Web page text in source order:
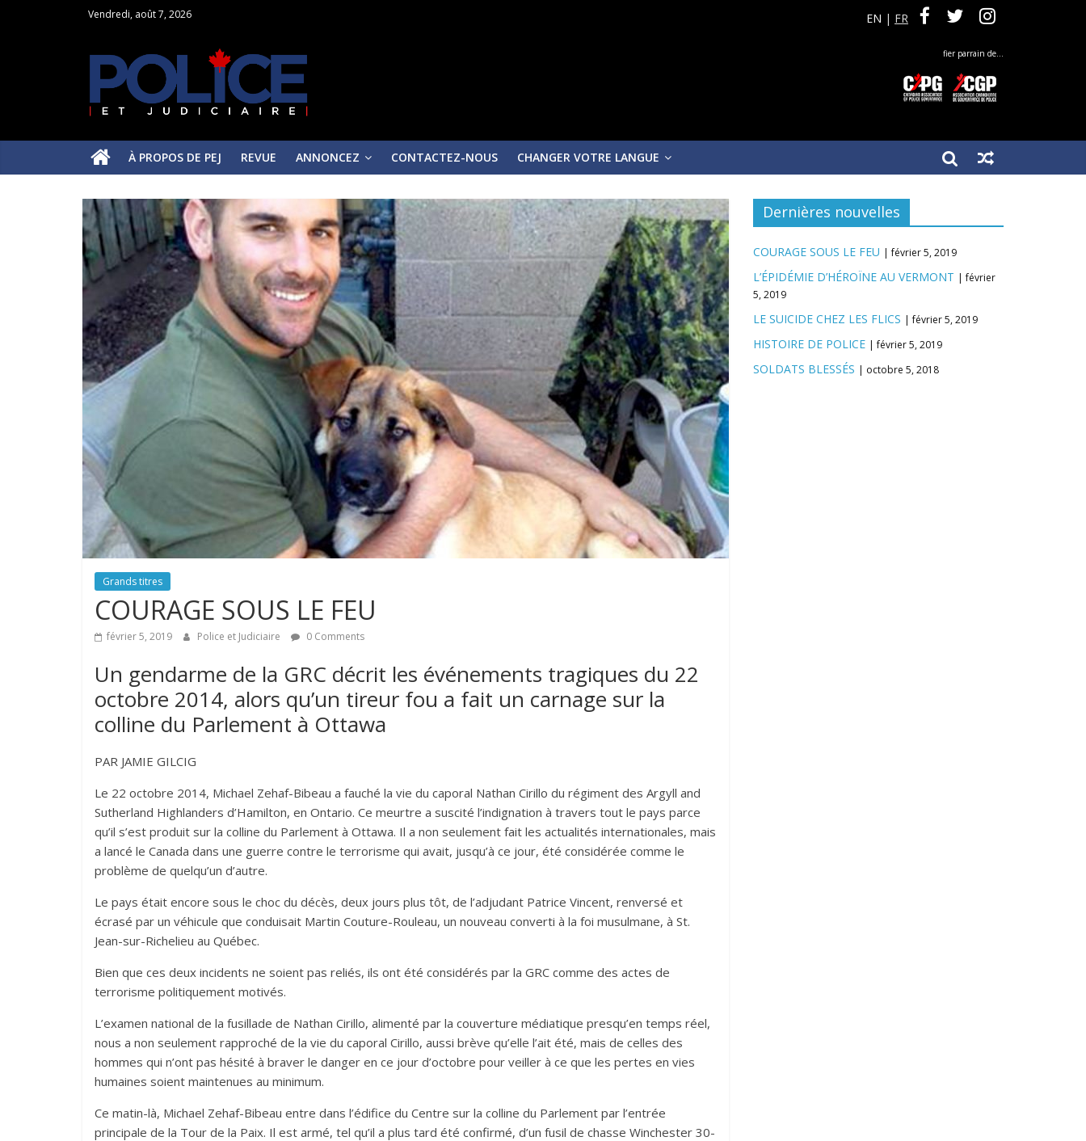
Vendredi, août 7, 2026 EN | FR
fier parrain de…
À PROPOS DE PEJ REVUE ANNONCEZ CONTACTEZ-NOUS CHANGER VOTRE LANGUE
Grands titres
COURAGE SOUS LE FEU
février 5, 2019 Police et Judiciaire 0 Comments
Un gendarme de la GRC décrit les événements tragiques du 22
octobre 2014, alors qu’un tireur fou a fait un carnage sur la
colline du Parlement à Ottawa
PAR JAMIE GILCIG
Le 22 octobre 2014, Michael Zehaf-Bibeau a fauché la vie du caporal Nathan Cirillo du régiment des Argyll and
Sutherland Highlanders d’Hamilton, en Ontario. Ce meurtre a suscité l’indignation à travers tout le pays parce
qu’il s’est produit sur la colline du Parlement à Ottawa. Il a non seulement fait les actualités internationales, mais
a lancé le Canada dans une guerre contre le terrorisme qui avait, jusqu’à ce jour, été considérée comme le
problème de quelqu’un d’autre.
Le pays était encore sous le choc du décès, deux jours plus tôt, de l’adjudant Patrice Vincent, renversé et
écrasé par un véhicule que conduisait Martin Couture-Rouleau, un nouveau converti à la foi musulmane, à St.
Jean-sur-Richelieu au Québec.
Bien que ces deux incidents ne soient pas reliés, ils ont été considérés par la GRC comme des actes de
terrorisme politiquement motivés.
L’examen national de la fusillade de Nathan Cirillo, alimenté par la couverture médiatique presqu’en temps réel,
nous a non seulement rapproché de la vie du caporal Cirillo, aussi brève qu’elle l’ait été, mais de celles des
hommes qui n’ont pas hésité à braver le danger en ce jour d’octobre pour veiller à ce que les pertes en vies
humaines soient maintenues au minimum.
Ce matin-là, Michael Zehaf-Bibeau entre dans l’édifice du Centre sur la colline du Parlement par l’entrée
principale de la Tour de la Paix. Il est armé, tel qu’il a plus tard été confirmé, d’un fusil de chasse Winchester 30-
Dernières nouvelles
COURAGE SOUS LE FEU février 5, 2019
L’ÉPIDÉMIE D’HÉROÏNE AU VERMONT
février
5, 2019
LE SUICIDE CHEZ LES FLICS février 5, 2019
HISTOIRE DE POLICE février 5, 2019
SOLDATS BLESSÉS octobre 5, 2018